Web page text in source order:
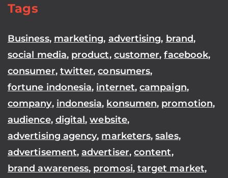
Tags
Business, marketing, advertising, brand,
social media, product, customer,facebook,
consumer, twitter,consumers,
fortune indonesia, internet,campaign,
company, indonesia, konsumen, promotion,
audience, digital,website,
advertising agency, marketers,sales,
advertisement,advertiser, content,
brand awareness, promosi, target market,